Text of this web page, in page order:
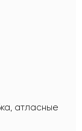
атласные